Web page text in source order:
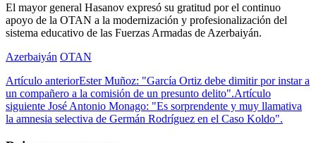
El mayor general Hasanov expresó su gratitud por el continuo
apoyo de la OTAN a la modernización y profesionalización del
sistema educativo de las Fuerzas Armadas de Azerbaiyán.
Azerbaiyán OTAN
Artículo anteriorEster Muñoz: "García Ortiz debe dimitir por instar a
un compañero a la comisión de un presunto delito".Artículo
siguiente José Antonio Monago: "Es sorprendente y muy llamativa
la amnesia selectiva de Germán Rodríguez en el Caso Koldo".